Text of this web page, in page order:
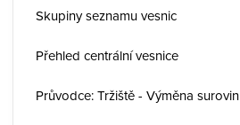
Skupiny seznamu vesnic
Přehled centrální vesnice
Průvodce: Tržiště - Výměna surovin